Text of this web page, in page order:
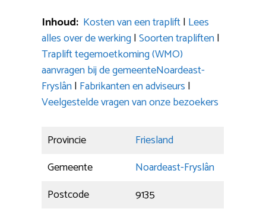
Inhoud: Kosten van een traplift| Lees
alles over de werking|Soorten trapliften|
Traplift tegemoetkoming (WMO)
aanvragen bij de gemeenteNoardeast-
Fryslân| Fabrikanten en adviseurs |
Veelgestelde vragen van onze bezoekers
Provincie
Friesland
Gemeente
Noardeast-Fryslân
Postcode
9135